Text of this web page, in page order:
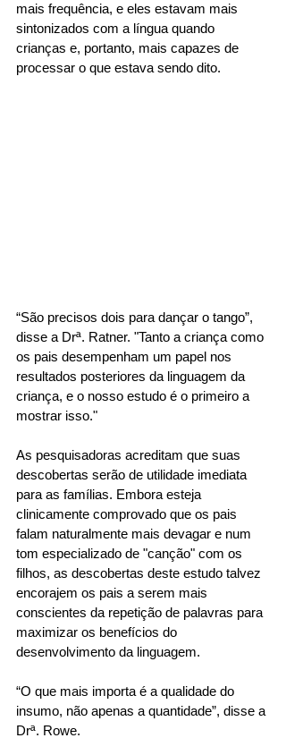
mais frequência, e eles estavam mais
sintonizados com a língua quando
crianças e, portanto, mais capazes de
processar o que estava sendo dito.
“São precisos dois para dançar o tango”,
disse a Drª. Ratner. "Tanto a criança como
os pais desempenham um papel nos
resultados posteriores da linguagem da
criança, e o nosso estudo é o primeiro a
mostrar isso."
As pesquisadoras acreditam que suas
descobertas serão de utilidade imediata
para as famílias. Embora esteja
clinicamente comprovado que os pais
falam naturalmente mais devagar e num
tom especializado de "canção" com os
filhos, as descobertas deste estudo talvez
encorajem os pais a serem mais
conscientes da repetição de palavras para
maximizar os benefícios do
desenvolvimento da linguagem.
“O que mais importa é a qualidade do
insumo, não apenas a quantidade”, disse a
Drª. Rowe.